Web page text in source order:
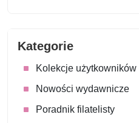
Kategorie
Kolekcje użytkowników
Nowości wydawnicze
Poradnik filatelisty